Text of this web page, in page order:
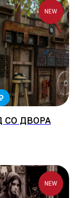
NEW
СО ДВОРА
NEW